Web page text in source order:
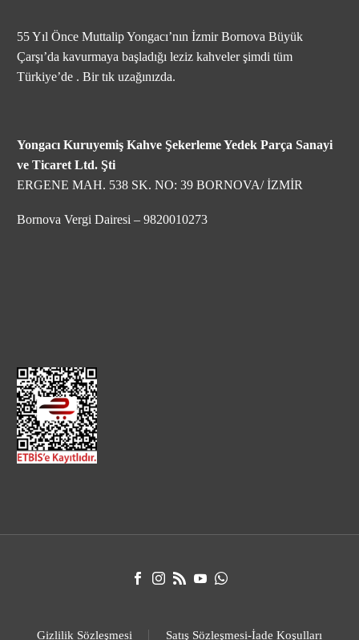
55 Yıl Önce Muttalip Yongacı’nın İzmir Bornova Büyük
Çarşı’da kavurmaya başladığı leziz kahveler şimdi tüm
Türkiye’de . Bir tık uzağınızda.
Yongacı Kuruyemiş Kahve Şekerleme Yedek Parça Sanayi
ve Ticaret Ltd. Şti
ERGENE MAH. 538 SK. NO: 39 BORNOVA/ İZMİR
Bornova Vergi Dairesi – 9820010273
Gizlilik Sözleşmesi Satış Sözleşmesi-İade Koşulları